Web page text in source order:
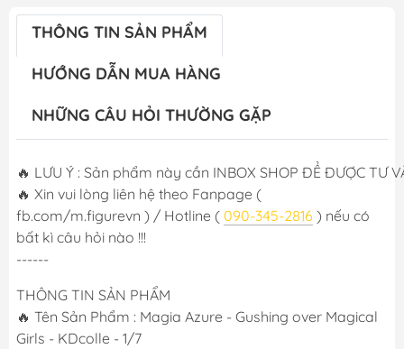
THÔNG TIN SẢN PHẨM
HƯỚNG DẪN MUA HÀNG
NHỮNG CÂU HỎI THƯỜNG GẶP
🔥 LƯU Ý : Sản phẩm này cần INBOX SHOP ĐỂ ĐƯỢC TƯ
🔥 Xin vui lòng liên hệ theo Fanpage (
fb.com/m.figurevn ) / Hotline ( 090-345-2816 ) nếu có
bất kì câu hỏi nào !!!
------
THÔNG TIN SẢN PHẨM
🔥 Tên Sản Phẩm : Magia Azure - Gushing over Magical
Girls - KDcolle - 1/7